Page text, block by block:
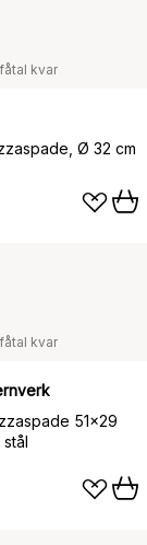
kvar
Ø 32 cm
kvar
51x29